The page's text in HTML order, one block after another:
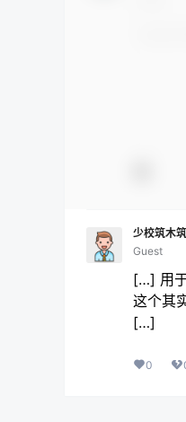
少校筑木
Guest
[…] 用
这个其
[…]
0